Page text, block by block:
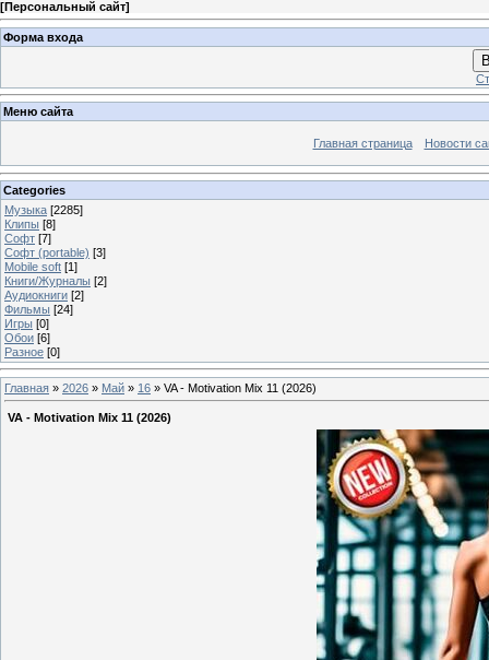
[Персональный сайт]
Форма входа
Меню сайта
Главная страница Новости
Categories
Музыка [2285]
Клипы [8]
Софт [7]
Софт (portable) [3]
Mobile soft [1]
Книги/Журналы [2]
Аудиокниги [2]
Фильмы [24]
Игры [0]
Обои [6]
Разное [0]
Главная » 2026 » Май » 16 » VA - Motivation Mix 11 (2026)
VA - Motivation Mix 11 (2026)